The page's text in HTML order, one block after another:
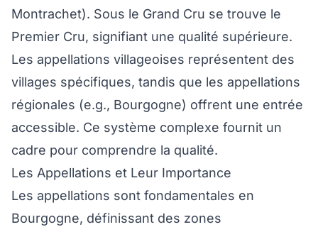
Montrachet). Sous le Grand Cru se trouve le
Premier Cru, signifiant une qualité supérieure.
Les appellations villageoises représentent des
villages spécifiques, tandis que les appellations
régionales (e.g., Bourgogne) offrent une entrée
accessible. Ce système complexe fournit un
cadre pour comprendre la qualité.
Les Appellations et Leur Importance
Les appellations sont fondamentales en
Bourgogne, définissant des zones